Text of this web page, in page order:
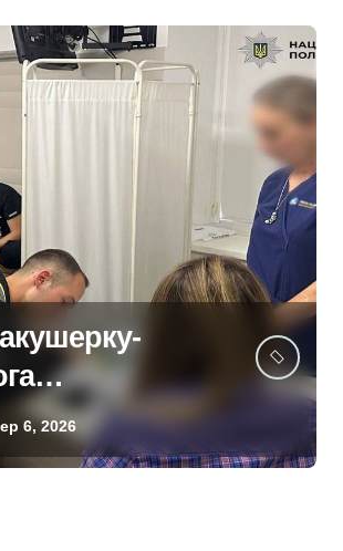
через суд
прав
6, 2026